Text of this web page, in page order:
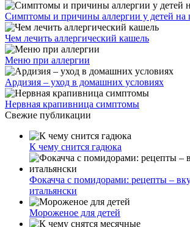
Симптомы и причины аллергии у детей на
Чем лечить аллергический кашель
Меню при аллергии
Ардизия – уход в домашних условиях
Нервная крапивница симптомы
Свежие публикации
К чему снится гадюка
Фокачча с помидорами: рецепты –
итальянски
Мороженое для детей